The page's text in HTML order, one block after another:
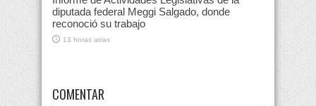
diputada federal Meggi Salgado, donde
reconoció su trabajo
13 horas atras
COMENTAR